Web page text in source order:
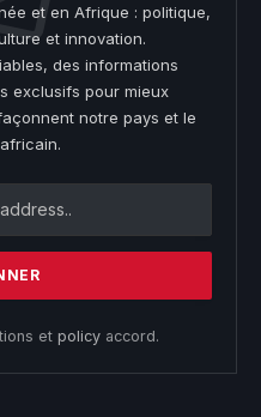
et en Afrique : politique,
et innovation.
des informations
exclusifs pour mieux
notre pays et le
et policyaccord.